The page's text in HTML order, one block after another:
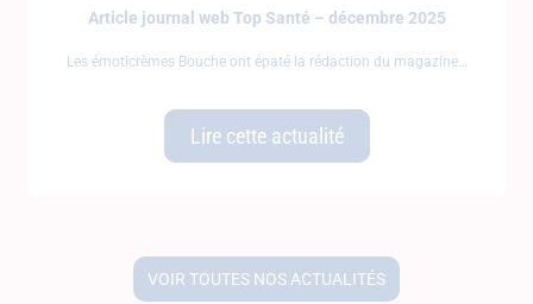
Article journal web Top Santé – décembre 2025
Les émoticrèmes Bouche ont épaté la rédaction du magazine
Lire cette actualité
VOIR TOUTES NOS ACTUALITÉS